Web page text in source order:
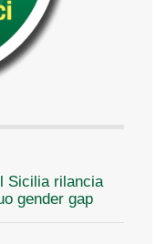
Sicilia rilancia
gender gap